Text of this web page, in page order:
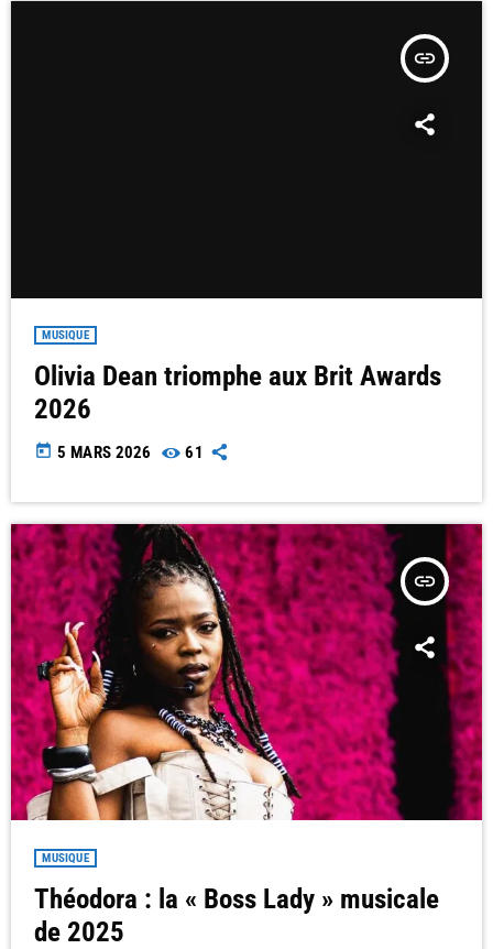
insert_link
MUSIQUE
Olivia Dean triomphe aux Brit Awards
2026
today 5 MARS 2026 61
insert_link
MUSIQUE
Théodora : la « Boss Lady » musicale
de 2025